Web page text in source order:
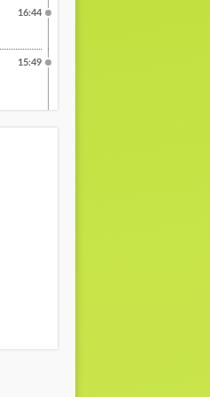
16:44
15:49